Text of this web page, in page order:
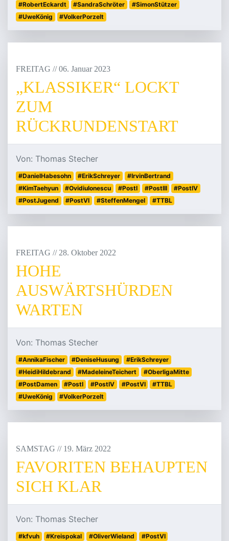
#RobertEckardt
#SandraSchröter
#SimonStützer
#UweKönig
#VolkerPorzelt
FREITAG // 06. Januar 2023
„KLASSIKER“ LOCKT
ZUM
RÜCKRUNDENSTART
Von: Thomas Stecher
#DanielHabesohn #ErikSchreyer
#IrvinBertrand
#KimTaehyun
#OvidiuIonescu #PostI #PostIII
#PostIV
#PostJugend
#PostVI #SteffenMengel #TTBL
FREITAG // 28. Oktober 2022
HOHE
AUSWÄRTSHÜRDEN
WARTEN
Von: Thomas Stecher
#AnnikaFischer #DeniseHusung
#ErikSchreyer
#HeidiHildebrand
#MadeleineTeichert
#OberligaMitte
#PostDamen
#PostI #PostIV #PostVI
#TTBL
#UweKönig
#VolkerPorzelt
SAMSTAG // 19. März 2022
FAVORITEN BEHAUPTEN
SICH KLAR
Von: Thomas Stecher
#kfvuh #Kreispokal #OliverWieland #PostVI